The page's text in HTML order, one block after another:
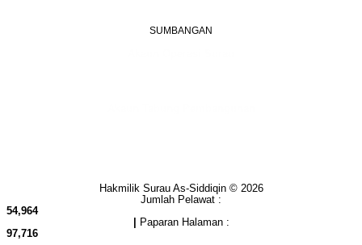
SUMBANGAN
Hakmilik Surau As-Siddiqin © 2026
Jumlah Pelawat :
54,964
Paparan Halaman :
97,716